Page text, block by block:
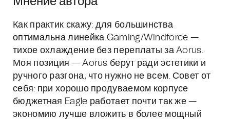
Как практик скажу: для большинства
оптимальна линейка Gaming/Windforce —
тихое охлаждение без переплаты за Aorus.
Моя позиция — Aorus берут ради эстетики и
ручного разгона, что нужно не всем. Совет от
себя: при хорошо продуваемом корпусе
бюджетная Eagle работает почти так же —
экономию лучше вложить в более мощный